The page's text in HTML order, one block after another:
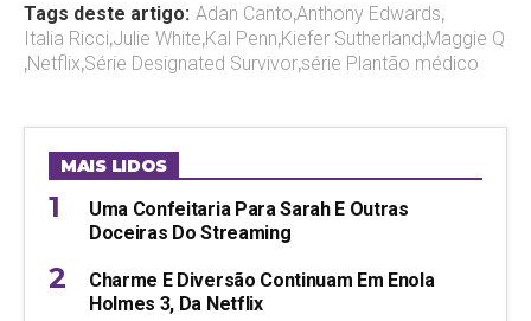
Tags deste artigo: Adan Canto,Anthony Edwards,
Italia Ricci,Julie White,Kal Penn,Kiefer Sutherland,Maggie Q
,Netflix,Série Designated Survivor,série Plantão médico
MAIS LIDOS
Uma Confeitaria Para Sarah E Outras
Doceiras Do Streaming
Charme E Diversão Continuam Em Enola
Holmes 3, Da Netflix